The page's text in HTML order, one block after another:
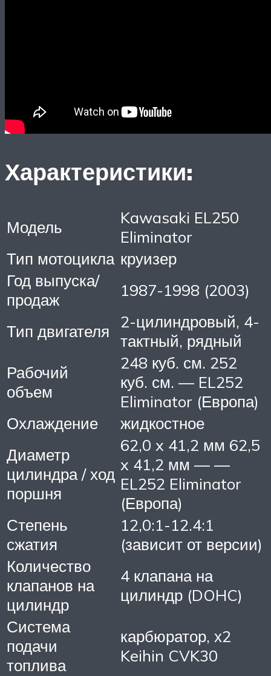
Характеристики:
Модель
Kawasaki EL250
Eliminator
Тип мотоцикла круизер
Год выпуска/
продаж
1987-1998 (2003)
Тип двигателя
2-цилиндровый, 4-
тактный, рядный
Рабочий
объем
248 куб. см. 252
куб. см. — EL252
Eliminator (Европа)
Охлаждение
жидкостное
Диаметр
цилиндра / ход
поршня
62,0 x 41,2 мм 62,5
x 41,2 мм — —
EL252 Eliminator
(Европа)
Степень
сжатия
12,0:1-12.4:1
(зависит от версии)
Количество
клапанов на
цилиндр
4 клапана на
цилиндр (DOHC)
Система
подачи
топлива
карбюратор, х2
Keihin CVK30